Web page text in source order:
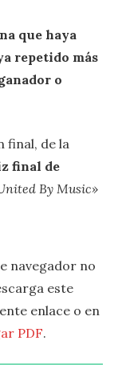
que haya
repetido más
o
final, de la
final de
By Music»
navegador no
este
enlace o en
PDF.